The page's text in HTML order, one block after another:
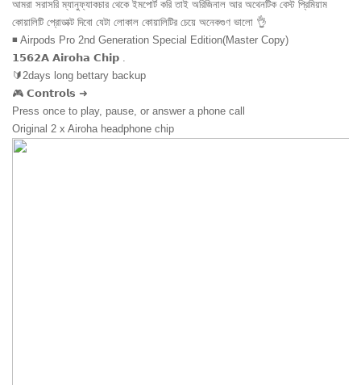
আমরা সরাসরি ম্যানুফ্যাকচার থেকে ইমপোর্ট করি তাই অরিজিনাল আর অথেনটিক বেস্ট প্রিমিয়াম
কোয়ালিটি প্রোডাক্ট দিবো যেটা লোকাল কোয়ালিটির চেয়ে অনেকগুণ ভালো 👌
◾ Airpods Pro 2nd Generation Special Edition(Master Copy)
𝟭𝟱𝟲𝟮𝗔 𝗔𝗶𝗿𝗼𝗵𝗮 𝗖𝗵𝗶𝗽 .
🔰2days long bettary backup
🎮 𝗖𝗼𝗻𝘁𝗿𝗼𝗹𝘀 ➜
Press once to play, pause, or answer a phone call
Original 2 x Airoha headphone chip